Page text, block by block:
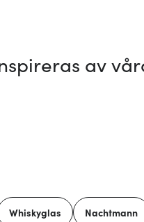
av
Whiskyglas Nachtmann